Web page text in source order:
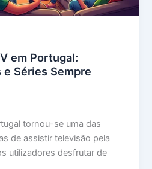
em Portugal:
Séries Sempre
tornou-se uma das
de assistir televisão pela
utilizadores desfrutar de